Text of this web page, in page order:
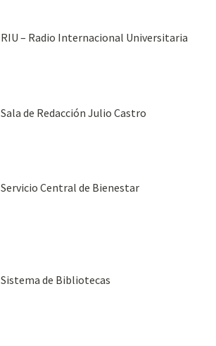
RIU – Radio Internacional Universitaria
Sala de Redacción Julio Castro
Servicio Central de Bienestar
Sistema de Bibliotecas